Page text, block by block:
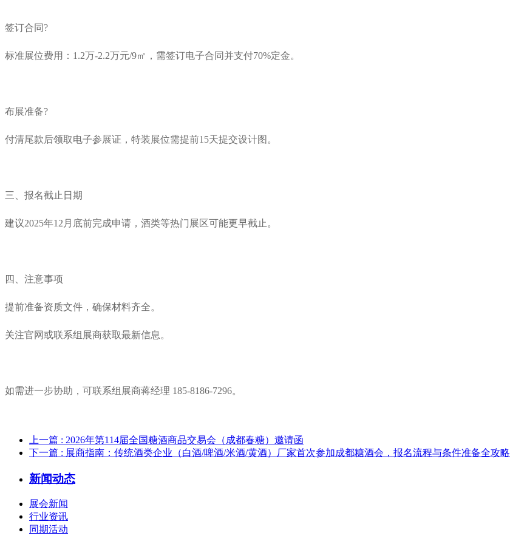
签订合同?
标准展位费用：1.2万-2.2万元/9㎡，需签订电子合同并支付70%定金。
布展准备?
付清尾款后领取电子参展证，特装展位需提前15天提交设计图。
三、报名截止日期
建议2025年12月底前完成申请，酒类等热门展区可能更早截止。
四、注意事项
提前准备资质文件，确保材料齐全。
关注官网或联系组展商获取最新信息。
如需进一步协助，可联系组展商蒋经理 185-8186-7296。
上一篇 : 2026年第114届全国糖酒商品交易会（成都春糖）邀请函
下一篇 : 展商指南：传统酒类企业（白酒/啤酒/米酒/黄酒）厂家首次参加成都糖酒会，报名流程与条件准备全攻略
新闻动态
展会新闻
行业资讯
同期活动